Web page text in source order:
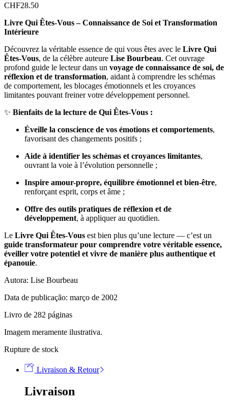
CHF28.50
Livre Qui Êtes-Vous – Connaissance de Soi et Transformation
Intérieure
Découvrez la véritable essence de qui vous êtes avec le Livre Qui
Êtes-Vous, de la célèbre auteure Lise Bourbeau. Cet ouvrage
profond guide le lecteur dans un voyage de connaissance de soi, de
réflexion et de transformation, aidant à comprendre les schémas
de comportement, les blocages émotionnels et les croyances
limitantes pouvant freiner votre développement personnel.
✨ Bienfaits de la lecture de Qui Êtes-Vous :
Éveille la conscience de vos émotions et comportements,
favorisant des changements positifs ;
Aide à identifier les schémas et croyances limitantes,
ouvrant la voie à l’évolution personnelle ;
Inspire amour-propre, équilibre émotionnel et bien-être,
renforçant esprit, corps et âme ;
Offre des outils pratiques de réflexion et de
développement, à appliquer au quotidien.
Le Livre Qui Êtes-Vous est bien plus qu’une lecture — c’est un
guide transformateur pour comprendre votre véritable essence,
éveiller votre potentiel et vivre de manière plus authentique et
épanouie.
Autora: Lise Bourbeau
Data de publicação: março de 2002
Livro de 282 páginas
Imagem meramente ilustrativa.
Rupture de stock
Livraison & Retour
Livraison